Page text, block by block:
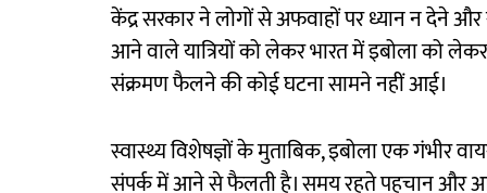
केंद्र सरकार ने लोगों से अफवाहों पर ध्यान न देने
आने वाले यात्रियों को लेकर भारत में इबोला को
संक्रमण फैलने की कोई घटना सामने नहीं आई।
स्वास्थ्य विशेषज्ञों के मुताबिक, इबोला एक गंभीर
संपर्क में आने से फैलती है। समय रहते पहचान और